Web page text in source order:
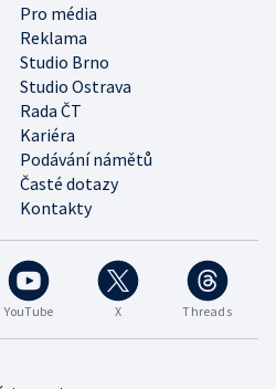
YouTube X Threads
Pro média
Reklama
Studio Brno
Studio Ostrava
Rada ČT
Kariéra
Podávání námětů
Časté dotazy
Kontakty